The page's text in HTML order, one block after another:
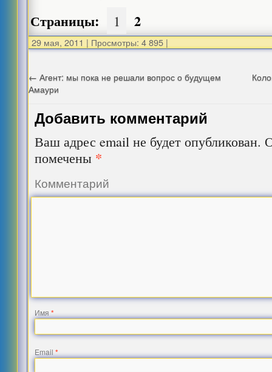
Страницы: 1 2
29 мая, 2011 | Просмотры: 4 895 |
← Агент: мы пока не решали вопрос о будущем
Амаури
Добавить комментарий
Ваш адрес email не будет опубликован.
помечены *
Комментарий
Имя*
Email*